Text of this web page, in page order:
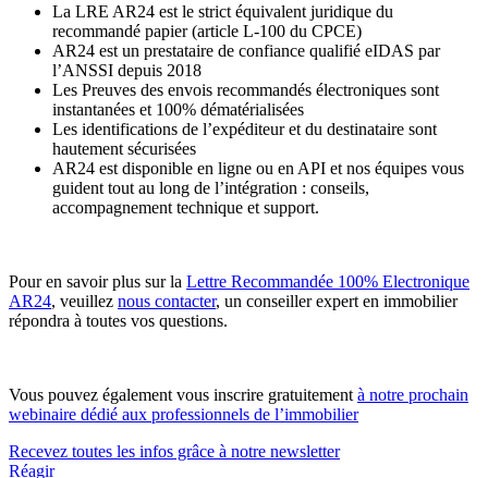
La LRE AR24 est le strict équivalent juridique du
recommandé papier (article L-100 du CPCE)
AR24 est un prestataire de confiance qualifié eIDAS par
l’ANSSI depuis 2018
Les Preuves des envois recommandés électroniques sont
instantanées et 100% dématérialisées
Les identifications de l’expéditeur et du destinataire sont
hautement sécurisées
AR24 est disponible en ligne ou en API et nos équipes vous
guident tout au long de l’intégration : conseils,
accompagnement technique et support.
Pour en savoir plus sur la Lettre Recommandée 100% Electronique
AR24, veuillez nous contacter, un conseiller expert en immobilier
répondra à toutes vos questions.
Vous pouvez également vous inscrire gratuitement à notre prochain
webinaire dédié aux professionnels de l’immobilier
Recevez toutes les infos grâce à notre newsletter
Réagir